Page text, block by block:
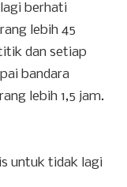
berhati
lebih 45
dan setiap
bandara
lebih 1,5 jam.
untuk tidak lagi